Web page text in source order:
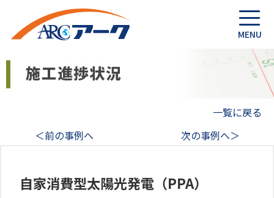
一覧に戻る
＜前の事例へ
次の事例へ＞
自家消費型太陽光発電（PPA）